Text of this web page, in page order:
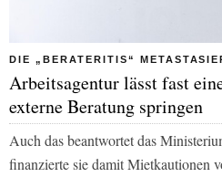
DIE „BERATERITIS“
Arbeitsagentur lässt fast
externe Beratung springen
Auch das beantwortet das
finanzierte sie damit Mietkautionen